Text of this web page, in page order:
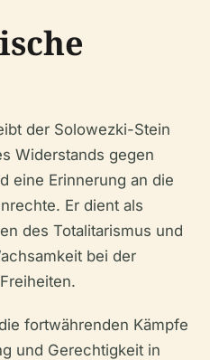
der Solowezki-Stein
Widerstands gegen
eine Erinnerung an die
Er dient als
des Totalitarismus und
bei der
fortwährenden Kämpfe
und Gerechtigkeit in